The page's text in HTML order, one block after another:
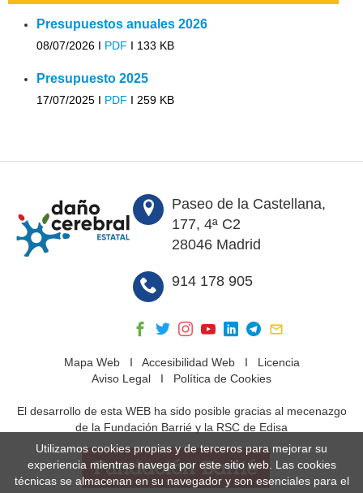
Presupuestos anuales 2026
08/07/2026 I PDF I 133 KB
Presupuesto 2025
17/07/2025 I PDF I 259 KB
Paseo de la Castellana,
177, 4ª C2
28046 Madrid
914 178 905
Mapa WebI Accesibilidad WebI Licencia
Aviso Legal I Política de Cookies
El desarrollo de esta WEB ha sido posible gracias al mecenazgo
de la Fundación Barrié y la RSC de Edisa
Utilizamos cookies propias y de terceros para mejorar su
experiencia mientras navega por este sitio web. Las cookies
técnicas se almacenan en su navegador y son esenciales para el